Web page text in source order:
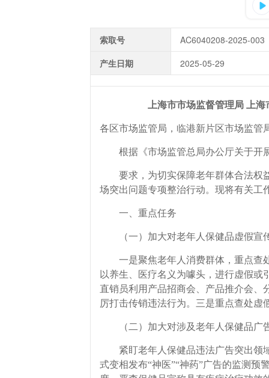
索取号
AC6040208-2025-003
产生日期
2025-05-29
上海市市场监督管理局 上
各区市场监管局，临港新片区市场监管
根据《市场监管总局办公厅关于开展
要求，为切实保障老年群体合法权益
场突出问题专项整治行动。现将有关工
一、重点任务
（一）加大对老年人保健品虚假宣
一是聚焦老年人消费群体，重点查处
以养生、医疗名义为噱头，进行虚假
直销员利用产品招商会、产品推介会、
厉打击传销违法行为。三是重点查处
（二）加大对涉及老年人保健品广
紧盯老年人保健品违法广告突出领域
式变相发布“神医”“神药”广告的监测